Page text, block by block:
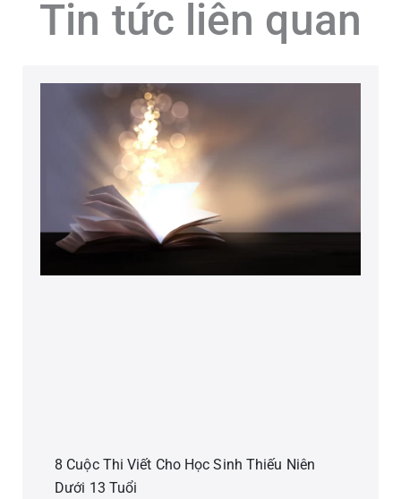
Tin tức liên quan
8 Cuộc Thi Viết Cho Học Sinh Thiếu Niên
Dưới 13 Tuổi